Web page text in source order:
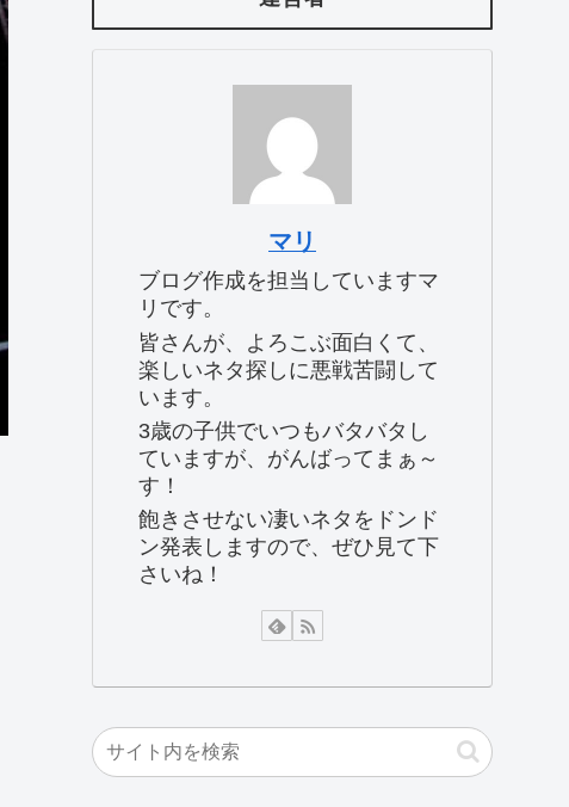
マリ
ブログ作成を担当していますマ
リです。
皆さんが、よろこぶ面白くて、
楽しいネタ探しに悪戦苦闘して
います。
3歳の子供でいつもバタバタし
ていますが、がんばってまぁ～
す！
飽きさせない凄いネタをドンド
ン発表しますので、ぜひ見て下
さいね！